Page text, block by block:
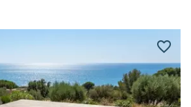
favorite_border